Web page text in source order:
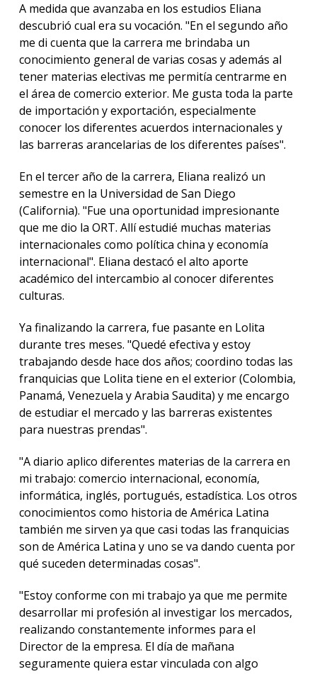
A medida que avanzaba en los estudios Eliana
descubrió cual era su vocación. "En el segundo año
me di cuenta que la carrera me brindaba un
conocimiento general de varias cosas y además al
tener materias electivas me permitía centrarme en
el área de comercio exterior. Me gusta toda la parte
de importación y exportación, especialmente
conocer los diferentes acuerdos internacionales y
las barreras arancelarias de los diferentes países".
En el tercer año de la carrera, Eliana realizó un
semestre en la Universidad de San Diego
(California). "Fue una oportunidad impresionante
que me dio la ORT. Allí estudié muchas materias
internacionales como política china y economía
internacional". Eliana destacó el alto aporte
académico del intercambio al conocer diferentes
culturas.
Ya finalizando la carrera, fue pasante en Lolita
durante tres meses. "Quedé efectiva y estoy
trabajando desde hace dos años; coordino todas las
franquicias que Lolita tiene en el exterior (Colombia,
Panamá, Venezuela y Arabia Saudita) y me encargo
de estudiar el mercado y las barreras existentes
para nuestras prendas".
"A diario aplico diferentes materias de la carrera en
mi trabajo: comercio internacional, economía,
informática, inglés, portugués, estadística. Los otros
conocimientos como historia de América Latina
también me sirven ya que casi todas las franquicias
son de América Latina y uno se va dando cuenta por
qué suceden determinadas cosas".
"Estoy conforme con mi trabajo ya que me permite
desarrollar mi profesión al investigar los mercados,
realizando constantemente informes para el
Director de la empresa. El día de mañana
seguramente quiera estar vinculada con algo